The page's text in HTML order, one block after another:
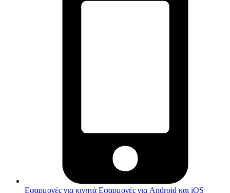
Εφαρμογές για κινητά Εφαρμογές για Android και iOS